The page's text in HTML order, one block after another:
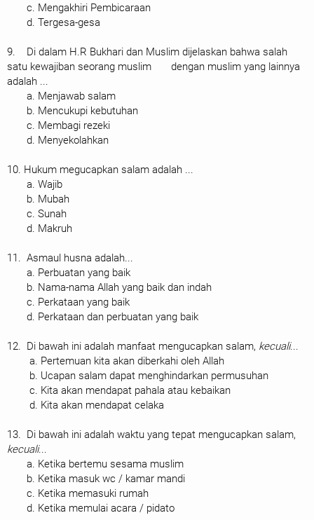
c. Mengakhiri Pembicaraan
d. Tergesa-gesa
9. Di dalam H.R Bukhari dan Muslim dijelaskan bahwa salah
satu kewajiban seorang muslim dengan muslim yang lainnya
adalah ...
a. Menjawab salam
b. Mencukupi kebutuhan
c. Membagi rezeki
d. Menyekolahkan
10. Hukum megucapkan salam adalah ...
a. Wajib
b. Mubah
c. Sunah
d. Makruh
11. Asmaul husna adalah...
a. Perbuatan yang baik
b. Nama-nama Allah yang baik dan indah
c. Perkataan yang baik
d. Perkataan dan perbuatan yang baik
12. Di bawah ini adalah manfaat mengucapkan salam, kecuali...
a. Pertemuan kita akan diberkahi oleh Allah
b. Ucapan salam dapat menghindarkan permusuhan
c. Kita akan mendapat pahala atau kebaikan
d. Kita akan mendapat celaka
13. Di bawah ini adalah waktu yang tepat mengucapkan salam,
kecuali...
a. Ketika bertemu sesama muslim
b. Ketika masuk wc / kamar mandi
c. Ketika memasuki rumah
d. Ketika memulai acara / pidato